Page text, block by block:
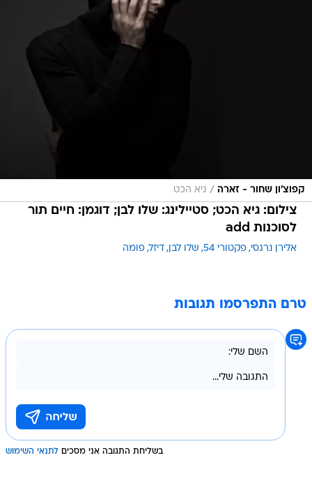
קפוצ'ון שחור - זארה / גיא הכט
צילום: גיא הכט; סטיילינג: שלו לבן; דוגמן: חיים תור
לסוכנות add
אלירן נרגסי פקטורי 54 שלו לבן דיזל פומה
טרם התפרסמו תגובות
בשליחת התגובה אני מסכים לתנאי השימוש